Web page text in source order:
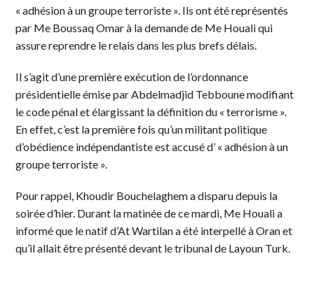
« adhésion à un groupe terroriste ». Ils ont été représentés
par Me Boussaq Omar à la demande de Me Houali qui
assure reprendre le relais dans les plus brefs délais.
Il s’agit d’une première exécution de l’ordonnance
présidentielle émise par Abdelmadjid Tebboune modifiant
le code pénal et élargissant la définition du « terrorisme ».
En effet, c’est la première fois qu’un militant politique
d’obédience indépendantiste est accusé d’ « adhésion à un
groupe terroriste ».
Pour rappel, Khoudir Bouchelaghem a disparu depuis la
soirée d’hier. Durant la matinée de ce mardi, Me Houali a
informé que le natif d’At Wartilan a été interpellé à Oran et
qu’il allait être présenté devant le tribunal de Layoun Turk.